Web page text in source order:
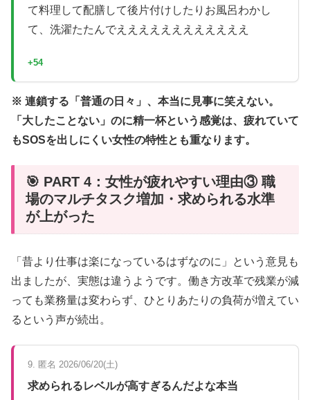
て料理して配膳して後片付けしたりお風呂わかし
て、洗濯たたんでええええええええええええ
+54
※ 連鎖する「普通の日々」、本当に見事に笑えない。
「大したことない」のに精一杯という感覚は、疲れていて
もSOSを出しにくい女性の特性とも重なります。
🎯 PART 4：女性が疲れやすい理由③ 職
場のマルチタスク増加・求められる水準
が上がった
「昔より仕事は楽になっているはずなのに」という意見も
出ましたが、実態は違うようです。働き方改革で残業が減
っても業務量は変わらず、ひとりあたりの負荷が増えてい
るという声が続出。
9. 匿名 2026/06/20(土)
求められるレベルが高すぎるんだよな本当